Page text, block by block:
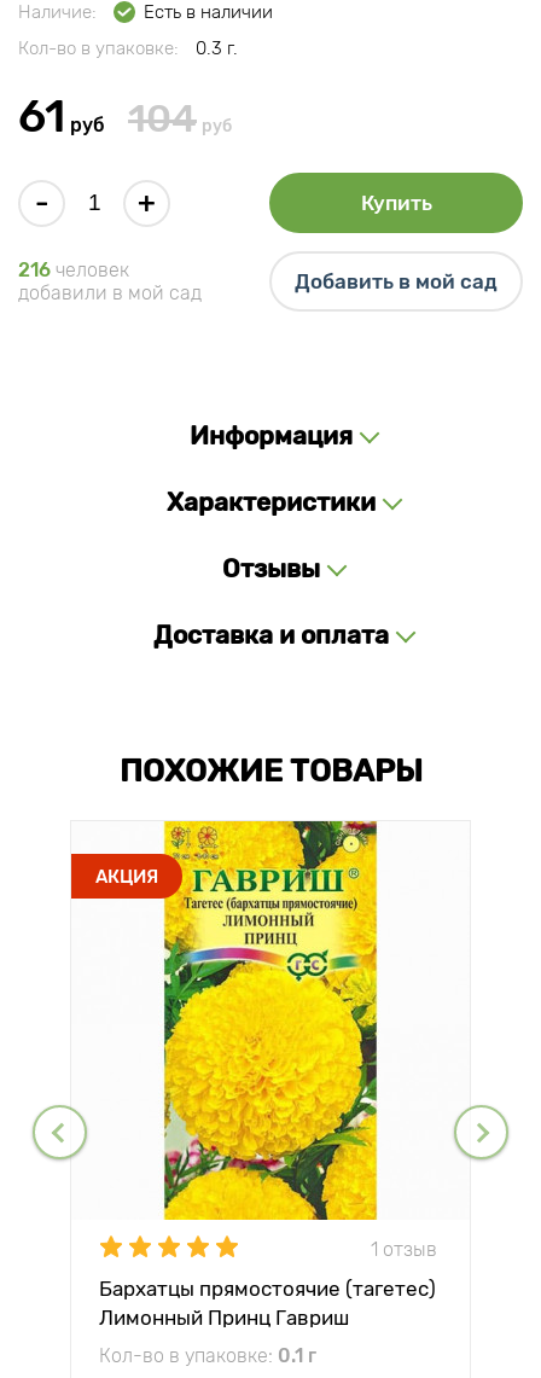
Наличие:
Есть в наличии
Кол-во в упаковке:
0.3 г.
61 руб 104 руб
- + Купить
216 человек
добавили в мой сад
Добавить в мой сад
Информация
Характеристики
Отзывы
Доставка и оплата
ПОХОЖИЕ ТОВАРЫ
АКЦИЯ
1 отзыв
Бархатцы прямостоячие (тагетес)
Лимонный Принц Гавриш
Кол-во в упаковке: 0.1 г